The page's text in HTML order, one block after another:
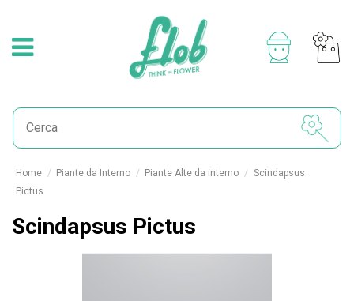
Home Piante da Interno Piante Alte da interno
Scindapsus
Pictus
Scindapsus Pictus